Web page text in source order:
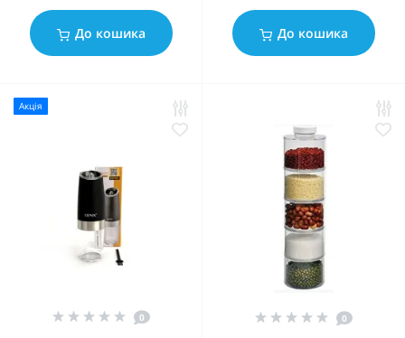
До кошика До кошика
Акція
0 0